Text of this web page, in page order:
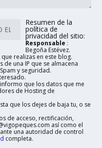
Resumen de la
política de
privacidad del sitio:
Responsable :
Begoña Estévez.
realizas en este blog.
de una IP que se almacena
y seguridad.
que los datos que me
de Hosting de
que los dejes de baja tu, o se
de acceso, rectificación,
así como el
una autoridad de control
completa.